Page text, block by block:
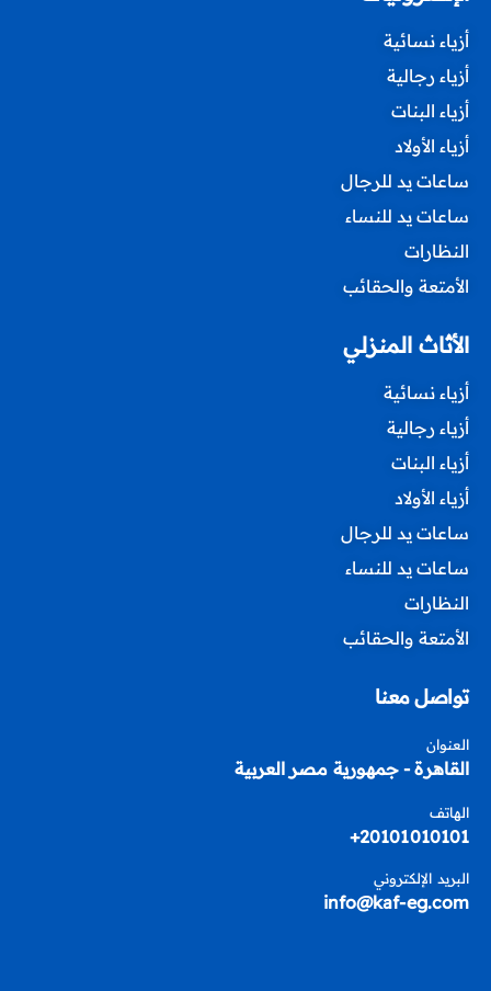
أزياء نسائية
أزياء رجالية
أزياء البنات
أزياء الأولاد
ساعات يد للرجال
ساعات يد للنساء
النظارات
الأمتعة والحقائب
الأثاث المنزلي
أزياء نسائية
أزياء رجالية
أزياء البنات
أزياء الأولاد
ساعات يد للرجال
ساعات يد للنساء
النظارات
الأمتعة والحقائب
تواصل معنا
العنوان
القاهرة - جمهورية مصر العربية
الهاتف
20101010101+
البريد الإلكتروني
info@kaf-eg.com